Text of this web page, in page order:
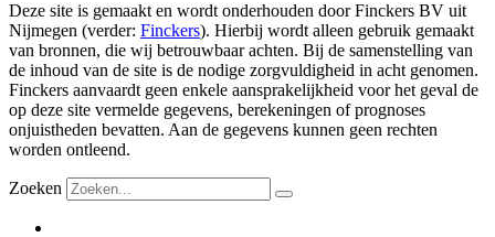
Deze site is gemaakt en wordt onderhouden door Finckers BV uit
Nijmegen (verder: Finckers). Hierbij wordt alleen gebruik gemaakt
van bronnen, die wij betrouwbaar achten. Bij de samenstelling van
de inhoud van de site is de nodige zorgvuldigheid in acht genomen.
Finckers aanvaardt geen enkele aansprakelijkheid voor het geval de
op deze site vermelde gegevens, berekeningen of prognoses
onjuistheden bevatten. Aan de gegevens kunnen geen rechten
worden ontleend.
Zoeken